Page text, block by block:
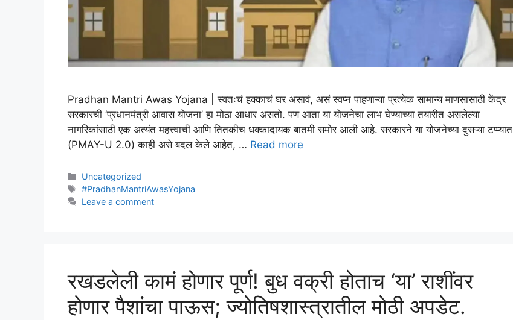
Pradhan Mantri Awas Yojana | ​स्वतःचं हक्काचं घर असावं, असं स्वप्न पाहणाऱ्या प्रत्येक सामान्य माणसासाठी केंद्र
सरकारची ‘प्रधानमंत्री आवास योजना’ हा मोठा आधार असतो. पण आता या योजनेचा लाभ घेण्याच्या तयारीत असलेल्या
नागरिकांसाठी एक अत्यंत महत्त्वाची आणि तितकीच धक्कादायक बातमी समोर आली आहे. सरकारने या योजनेच्या दुसऱ्या टप्प्यात
(PMAY-U 2.0) काही असे बदल केले आहेत, … Read more
Categories
Uncategorized
Tags
#PradhanMantriAwasYojana
Leave a comment
रखडलेली कामं होणार पूर्ण! बुध वक्री होताच ‘या’ राशींवर
होणार पैशांचा पाऊस; ज्योतिषशास्त्रातील मोठी अपडेट.